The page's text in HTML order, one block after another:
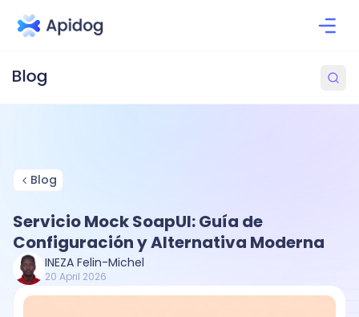
Blog
Servicio Mock SoapUI: Guía de
Configuración y Alternativa Moderna
INEZA Felin-Michel
20 April 2026